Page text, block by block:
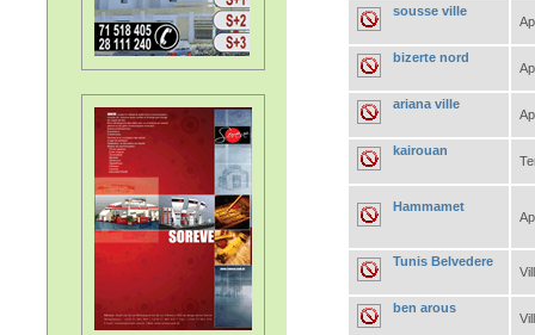
sousse ville
bizerte nord
ariana ville
kairouan
Hammamet
Tunis Belvedere
ben arous